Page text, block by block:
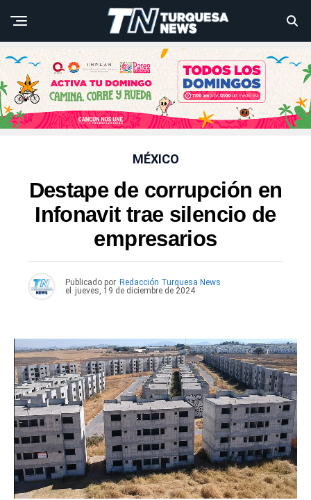
MÉXICO
Destape de corrupción en
Infonavit trae silencio de
empresarios
Publicado por Redacción Turquesa News
el
jueves, 19 de diciembre de 2024